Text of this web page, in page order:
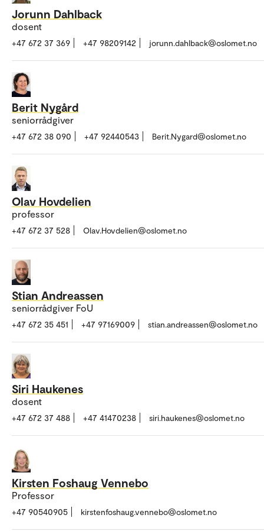
Jorunn Dahlback
dosent
+47 672 37 369 +47 98209142 jorunn.dahlback@oslomet.no
Berit Nygård
seniorrådgiver
+47 672 38 090 +47 92440543 Berit.Nygard@oslomet.no
Olav Hovdelien
professor
+47 672 37 528 Olav.Hovdelien@oslomet.no
Stian Andreassen
seniorrådgiver FoU
+47 672 35 451 +47 97169009 stian.andreassen@oslomet.no
Siri Haukenes
dosent
+47 672 37 488 +47 41470238 siri.haukenes@oslomet.no
Kirsten Foshaug Vennebo
Professor
+47 90540905 kirstenfoshaug.vennebo@oslomet.no